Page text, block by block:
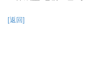
[返回]